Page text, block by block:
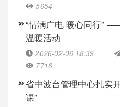
5654
“情满广电 暖心同行”
温暖活动
2026-02-06 18:39
7716
省中波台管理中心扎实
课”